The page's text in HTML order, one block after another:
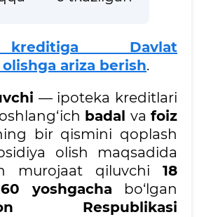
Davlat
ariza berish.
— ipoteka kreditlari
badal va foiz
bir qismini qoplash
olish maqsadida
murojaat qiluvchi 18
yoshgacha bo‘lgan
Respublikasi